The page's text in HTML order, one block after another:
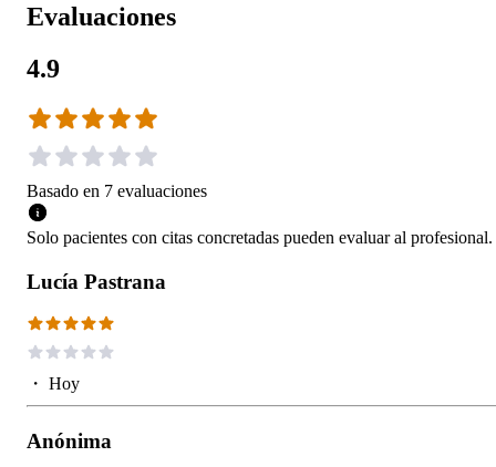
Evaluaciones
4.9
Basado en 7 evaluaciones
Solo pacientes con citas concretadas pueden evaluar al profesional.
Lucía Pastrana
・ Hoy
Anónima